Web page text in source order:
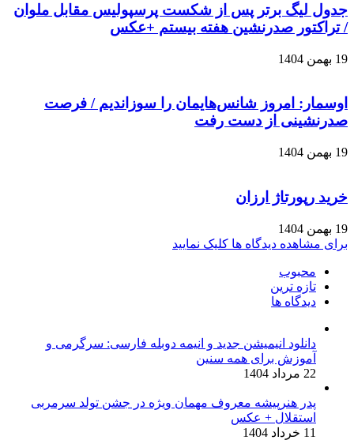
جدول لیگ برتر پس از شکست پرسپولیس مقابل ملوان
/ تراکتور صدرنشین هفته بیستم +عکس
19 بهمن 1404
اوسمار: امروز شانس‌هایمان را سوزاندیم / فرصت
صدرنشینی از دست رفت
19 بهمن 1404
خرید رپورتاژ ارزان
19 بهمن 1404
برای مشاهده دیدگاه ها کلیک نمایید
محبوب
تازه ترین
دیدگاه ها
دانلود انیمیشن جدید و انیمه دوبله فارسی: سرگرمی و
آموزش برای همه سنین
22 مرداد 1404
پدر هنرپیشه معروف مهمان ویژه در جشن تولد سرمربی
استقلال + عکس
11 خرداد 1404